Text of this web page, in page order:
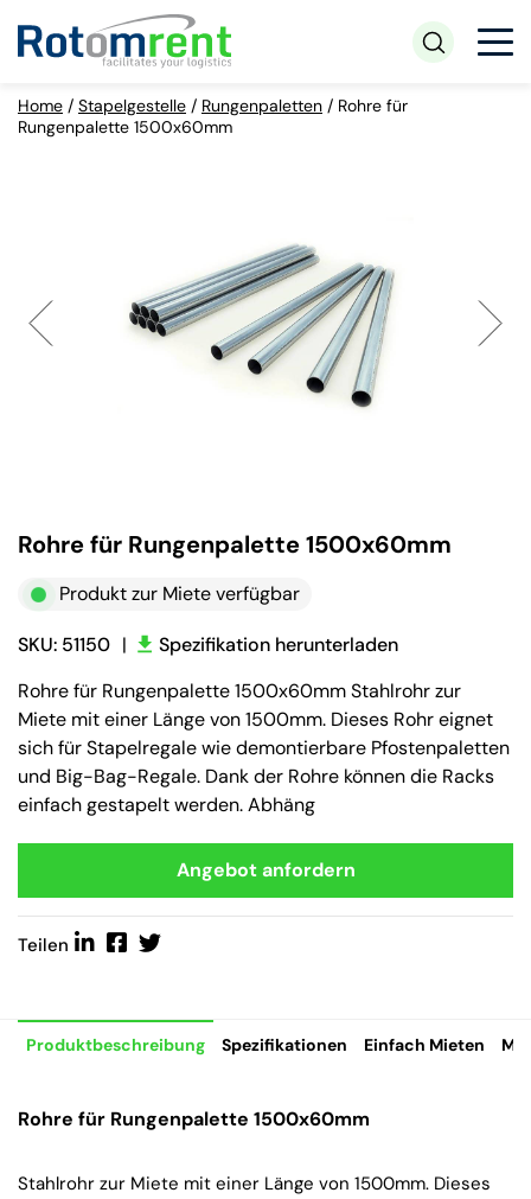
Home / Stapelgestelle / Rungenpaletten / Rohre für
Rungenpalette 1500x60mm
Rohre für Rungenpalette 1500x60mm
Produkt zur Miete verfügbar
SKU: 51150 |
Spezifikation herunterladen
Rohre für Rungenpalette 1500x60mm Stahlrohr zur
Miete mit einer Länge von 1500mm. Dieses Rohr eignet
sich für Stapelregale wie demontierbare Pfostenpaletten
und Big-Bag-Regale. Dank der Rohre können die Racks
einfach gestapelt werden. Abhäng
Angebot anfordern
Teilen
Produktbeschreibung Spezifikationen Einfach Mieten
Rohre für Rungenpalette 1500x60mm
Stahlrohr zur Miete mit einer Länge von 1500mm. Dieses